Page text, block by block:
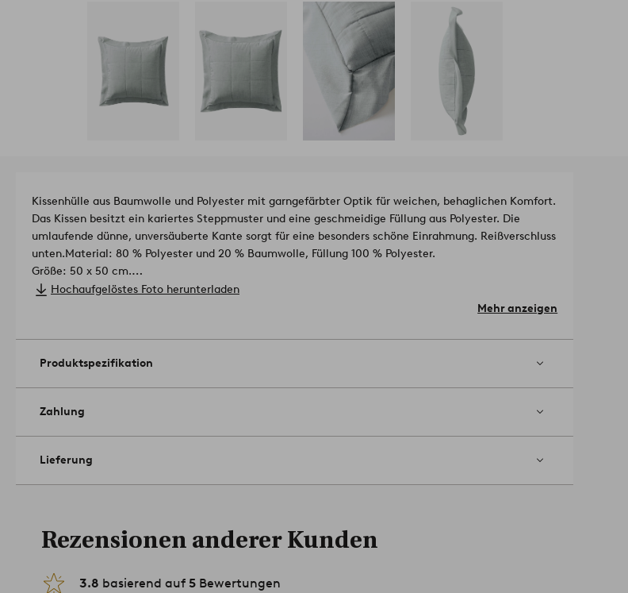
Kissenhülle aus Baumwolle und Polyester mit garngefärbter Optik für weichen, behaglichen Komfort.
Das Kissen besitzt ein kariertes Steppmuster und eine geschmeidige Füllung aus Polyester. Die
umlaufende dünne, unversäuberte Kante sorgt für eine besonders schöne Einrahmung. Reißverschluss
unten.Material: 80 % Polyester und 20 % Baumwolle, Füllung 100 % Polyester.
Größe: 50 x 50 cm.
Pflegehinweis: Waschbar bei 40 °C. Läuft max. 3 % ein.
Artikelnummer: 1670884-
Hochaufgelöstes Foto herunterladen
Mehr anzeigen
Produktspezifikation
Zahlung
Lieferung
Rezensionen anderer Kunden
3.8 basierend auf 5 Bewertungen